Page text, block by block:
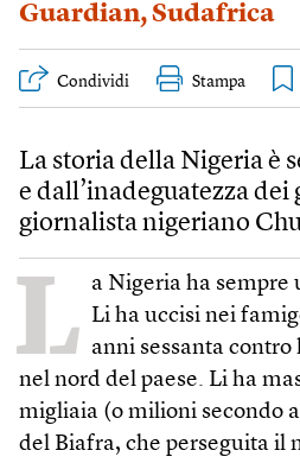
Guardian,Sudafrica
Condividi Stampa
La storia della Nigeria è
e dall’inadeguatezza
giornalista nigeriano
L a Nigeria ha sempre
Li ha uccisi nei
anni sessanta contro
nel nord del paese. Li ha
migliaia (o milioni secondo
del Biafra, che perseguita il